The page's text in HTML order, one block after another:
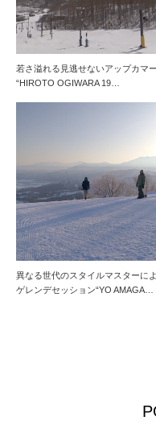
若さ溢れる見逃せないアップカマー
“HIROTO OGIWARA 19…
異なる世代のスタイルマスターに
ゲレンデセッション“YO AMAGA…